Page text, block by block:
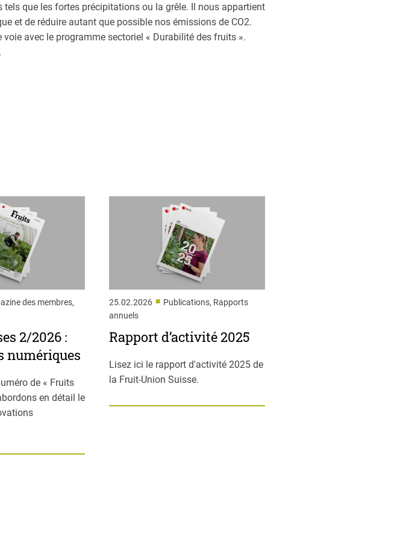
que les fortes précipitations ou la grêle. Il nous appartient
et de réduire autant que possible nos émissions de CO2.
avec le programme sectoriel « Durabilité des fruits ».
des membres,
2/2026 :
numériques
de « Fruits
en détail le
25.02.2026 ■ Publications, Rapports
annuels
Rapport d’activité 2025
Lisez ici le rapport d'activité 2025 de
la Fruit-Union Suisse.